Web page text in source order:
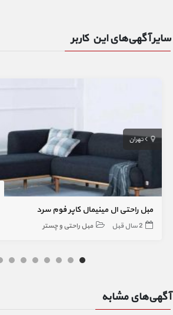
سایر آگهی‌های این کاربر
تهران
مبل راحتی ال مینیمال کاپر فوم سرد
2 سال قبل مبل راحتی و چستر
آگهی‌های مشابه